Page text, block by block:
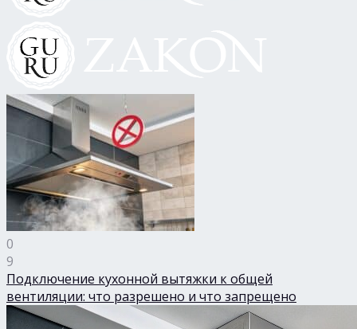
0
9
Подключение кухонной вытяжки к общей
вентиляции: что разрешено и что запрещено